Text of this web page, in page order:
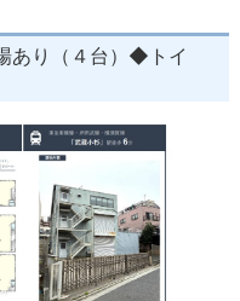
り（４台）◆トイ